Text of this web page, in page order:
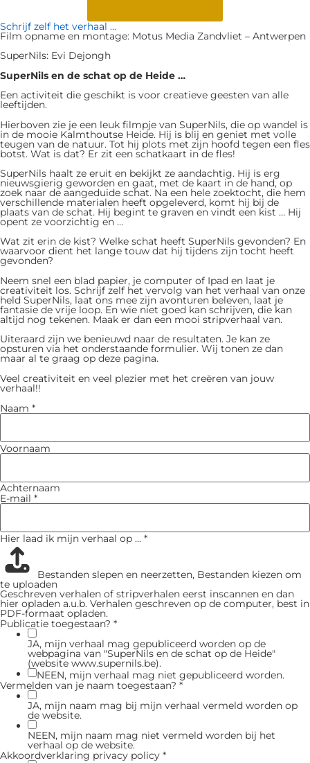
Schrijf zelf het verhaal ...
Film opname en montage: Motus Media Zandvliet – Antwerpen
SuperNils: Evi Dejongh
SuperNils en de schat op de Heide …
Een activiteit die geschikt is voor creatieve geesten van alle
leeftijden.
Hierboven zie je een leuk filmpje van SuperNils, die op wandel is
in de mooie Kalmthoutse Heide. Hij is blij en geniet met volle
teugen van de natuur. Tot hij plots met zijn hoofd tegen een fles
botst. Wat is dat? Er zit een schatkaart in de fles!
SuperNils haalt ze eruit en bekijkt ze aandachtig. Hij is erg
nieuwsgierig geworden en gaat, met de kaart in de hand, op
zoek naar de aangeduide schat. Na een hele zoektocht, die hem
verschillende materialen heeft opgeleverd, komt hij bij de
plaats van de schat. Hij begint te graven en vindt een kist … Hij
opent ze voorzichtig en …
Wat zit erin de kist? Welke schat heeft SuperNils gevonden? En
waarvoor dient het lange touw dat hij tijdens zijn tocht heeft
gevonden?
Neem snel een blad papier, je computer of Ipad en laat je
creativiteit los. Schrijf zelf het vervolg van het verhaal van onze
held SuperNils, laat ons mee zijn avonturen beleven, laat je
fantasie de vrije loop. En wie niet goed kan schrijven, die kan
altijd nog tekenen. Maak er dan een mooi stripverhaal van.
Uiteraard zijn we benieuwd naar de resultaten. Je kan ze
opsturen via het onderstaande formulier. Wij tonen ze dan
maar al te graag op deze pagina.
Veel creativiteit en veel plezier met het creëren van jouw
verhaal!!
op
policy
Naam *
Voornaam
Achternaam
E-mail *
Hier laad ik mijn verhaal op ... *
Bestanden slepen en neerzetten, Bestanden kiezen om
te uploaden
Geschreven verhalen of stripverhalen eerst inscannen en dan
hier opladen a.u.b. Verhalen geschreven op de computer, best in
PDF-formaat opladen.
Publicatie toegestaan? *
JA, mijn verhaal mag gepubliceerd worden op de
webpagina van "SuperNils en de schat op de Heide"
(website www.supernils.be).
NEEN, mijn verhaal mag niet gepubliceerd worden.
Vermelden van je naam toegestaan? *
JA, mijn naam mag bij mijn verhaal vermeld worden op
de website.
NEEN, mijn naam mag niet vermeld worden bij het
verhaal op de website.
Akkoordverklaring privacy policy *